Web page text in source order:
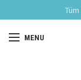
MENU